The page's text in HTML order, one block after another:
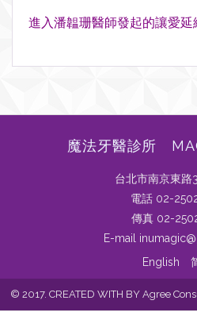
進入潘韞珊醫師發起的讓愛延
魔法牙醫診所
台北市南京東路
電話 02-
傳真 02-
E-mail
English
© 2017. CREATED WITH BY Agree